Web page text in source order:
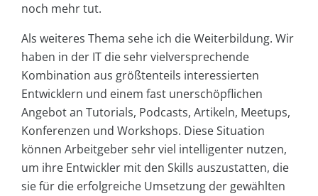
noch mehr tut.
Als weiteres Thema sehe ich die Weiterbildung. Wir
haben in der IT die sehr vielversprechende
Kombination aus größtenteils interessierten
Entwicklern und einem fast unerschöpflichen
Angebot an Tutorials, Podcasts, Artikeln, Meetups,
Konferenzen und Workshops. Diese Situation
können Arbeitgeber sehr viel intelligenter nutzen,
um ihre Entwickler mit den Skills auszustatten, die
sie für die erfolgreiche Umsetzung der gewählten